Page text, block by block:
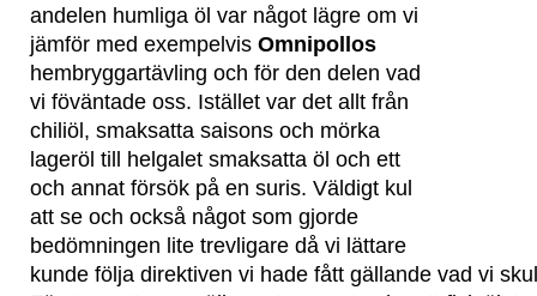
andelen humliga öl var något lägre om vi
jämför med exempelvis Omnipollos
hembryggartävling och för den delen vad
vi föväntade oss. Istället var det allt från
chiliöl, smaksatta saisons och mörka
lageröl till helgalet smaksatta öl och ett
och annat försök på en suris. Väldigt kul
att se och också något som gjorde
bedömningen lite trevligare då vi lättare
kunde följa direktiven vi hade fått gällande vad vi